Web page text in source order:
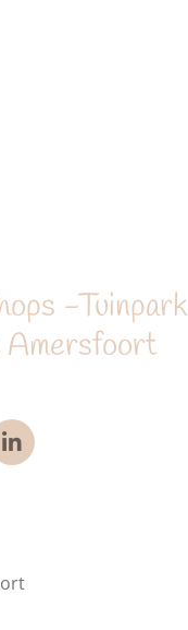
-Tuinpark
Amersfoort
L
i
I
n